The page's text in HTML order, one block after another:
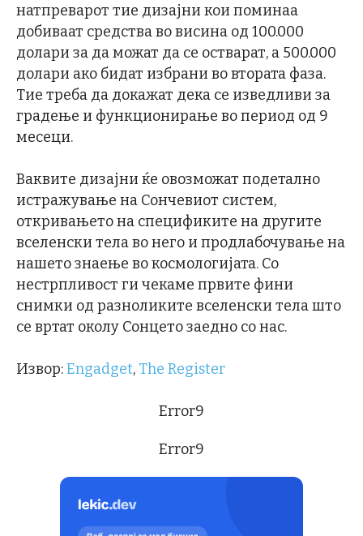
натпреварот тие дизајни кои поминаа
добиваат средства во висина од 100.000
долари за да можат да се остварат, а 500.000
долари ако бидат избрaни во втората фаза.
Тие треба да докажат дека се изведливи за
градење и функционирање во период од 9
месеци.
Ваквите дизајни ќе овозможат подетално
истражување на Сончевиот систем,
откривањето на спецификите на другите
вселенски тела во него и продлабочување на
нашето знаење во космологијата. Со
нестрпливост ги чекаме првите фини
снимки од разноликите вселенски тела што
се вртат околу Сонцето заедно со нас.
Извор:Engadget, The Register
Error9
Error9